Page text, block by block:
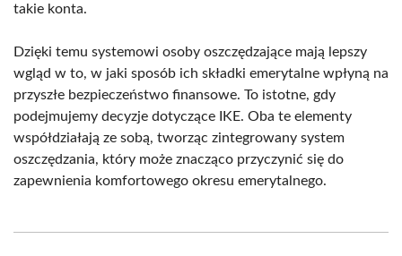
takie konta.
Dzięki temu systemowi osoby oszczędzające mają lepszy
wgląd w to, w jaki sposób ich składki emerytalne wpłyną na
przyszłe bezpieczeństwo finansowe. To istotne, gdy
podejmujemy decyzje dotyczące IKE. Oba te elementy
współdziałają ze sobą, tworząc zintegrowany system
oszczędzania, który może znacząco przyczynić się do
zapewnienia komfortowego okresu emerytalnego.